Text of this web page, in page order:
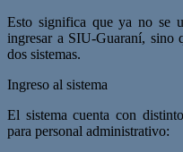
Esto significa que ya no se
ingresar a SIU-Guaraní, sino
dos sistemas.
Ingreso al sistema
El sistema cuenta con
para personal administrativo: